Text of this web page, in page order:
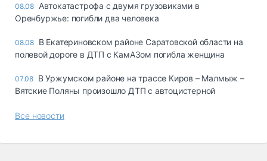
08.08 Автокатастрофа с двумя грузовиками в
Оренбуржье: погибли два человека
08.08 В Екатериновском районе Саратовской области на
полевой дороге в ДТП с КамАЗом погибла женщина
07.08 В Уржумском районе на трассе Киров – Малмыж –
Вятские Поляны произошло ДТП с автоцистерной
Все новости